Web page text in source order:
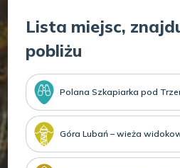
Lista miejsc,
pobliżu
Polana Szkapiarka pod
Góra Lubań – wieża